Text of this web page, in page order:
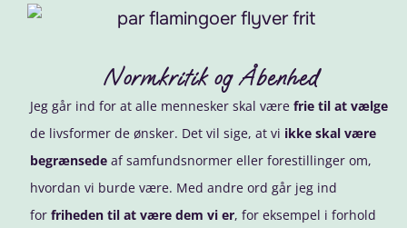
Normkritik og Åbenhed
Jeg går ind for at alle mennesker skal være frie til at vælge
de livsformer de ønsker. Det vil sige, at vi ikke skal være
begrænsede af samfundsnormer eller forestillinger om,
hvordan vi burde være. Med andre ord går jeg ind
for friheden til at være dem vi er, for eksempel i forhold